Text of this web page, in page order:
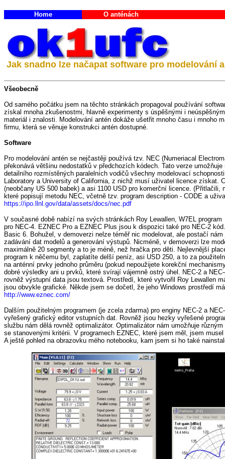
Home O anténách
Jak snadno lze načapat software pro modelování
Všeobecně
Od samého počátku jsem na těchto stránkách propagoval používání
získal mnoha zkušenostmi, hlavně experimenty s úspěšnými i
materiál i znalosti. Modelování antén dokáže ušetřit mnoho času i mnoho
firmu, která se věnuje konstrukci antén dostupné.
Software
Pro modelování antén se nejčastěji používá tzv. NEC (Numeriacal
překonává většinu nedostatků v předchozích kódech. Tato verze
detailního rozmístěných paralelních vodičů všechny modelovací
Laboratory a University of California, z nichž musí uživatel licence získat.
(neobčany US 500 babek) a asi 1100 USD pro komerční licence.
které popisují metodu NEC, včetně tzv. program description - CODE a
https://ipo.llnl.gov/data/assets/docs/nec.pdf
V současné době nabízí na svých stránkách Roy Lewallen, W7EL
pro NEC-4. EZNEC Pro a EZNEC Plus jsou k dispozici také pro NEC-2
Basic 6. Bohužel, v demoverzi nelze téměř nic modelovat, ale postačí
zadávání dat modelů a generování výstupů. Nicméně, v demoverzi lze
maximálně 20 segmenty a to je méně, než hračka pro děti. Nejlevnější
program k něčemu byl, zaplatíte delší peníz, asi USD 250, a to za
na anténní prvky jednoho průměru (pokud nepoužijete korekční
dobré výsledky ani u prvků, které svírají vájemně ostrý úhel. NEC-2 a
rovněž výstupní data jsou textová. Prostředí, které vytvořil Roy Lewallen
jsou obvykle grafické. Někde jsem se dočetl, že jeho Windows prostředí
http://www.eznec.com/
Dalším použitelným programem (je zcela zdarma) pro enginy NEC-2 a
vyřešený grafický editor vstupních dat. Rovněž jsou hezky vyřešené
službu nám dělá rovněž optimalizátor. Optimalizátor nám umožňuje
se stanovenými kritérii. V programech EZNEC, které jsem měl, jsem
A ještě pohled na obrazovku mého notebooku, kam jsem si ho také